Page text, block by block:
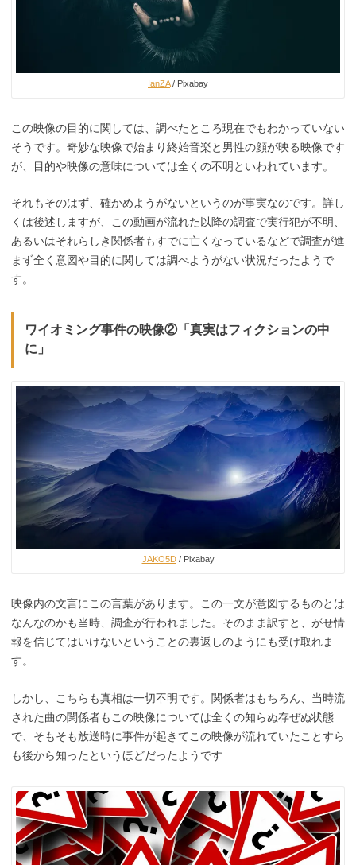
IanZA/ Pixabay
この映像の目的に関しては、調べたところ現在でもわかっていない
そうです。奇妙な映像で始まり終始音楽と男性の顔が映る映像です
が、目的や映像の意味については全くの不明といわれています。
それもそのはず、確かめようがないというのが事実なのです。詳し
くは後述しますが、この動画が流れた以降の調査で実行犯が不明、
あるいはそれらしき関係者もすでに亡くなっているなどで調査が進
まず全く意図や目的に関しては調べようがない状況だったようで
す。
ワイオミング事件の映像②「真実はフィクションの中
に」
JAKO5D/ Pixabay
映像内の文言にこの言葉があります。この一文が意図するものとは
なんなのかも当時、調査が行われました。そのまま訳すと、がせ情
報を信じてはいけないということの裏返しのようにも受け取れま
す。
しかし、こちらも真相は一切不明です。関係者はもちろん、当時流
された曲の関係者もこの映像については全くの知らぬ存ぜぬ状態
で、そもそも放送時に事件が起きてこの映像が流れていたことすら
も後から知ったというほどだったようです